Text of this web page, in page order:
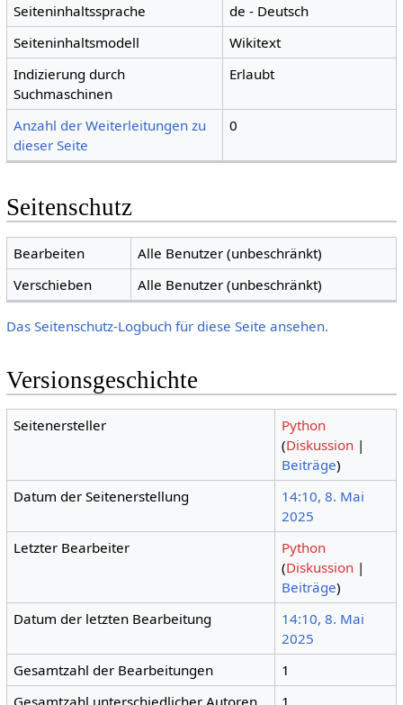
Seiteninhaltssprache
de - Deutsch
Seiteninhaltsmodell
Wikitext
Indizierung durch
Suchmaschinen
Erlaubt
Anzahl der Weiterleitungen zu
dieser Seite
0
Seitenschutz
Bearbeiten
Alle Benutzer (unbeschränkt)
Verschieben
Alle Benutzer (unbeschränkt)
Das Seitenschutz-Logbuch für diese Seite ansehen.
Versionsgeschichte
Seitenersteller
Python
(Diskussion |
Beiträge)
Datum der Seitenerstellung
14:10, 8. Mai
2025
Letzter Bearbeiter
Python
(Diskussion |
Beiträge)
Datum der letzten Bearbeitung
14:10, 8. Mai
2025
Gesamtzahl der Bearbeitungen
1